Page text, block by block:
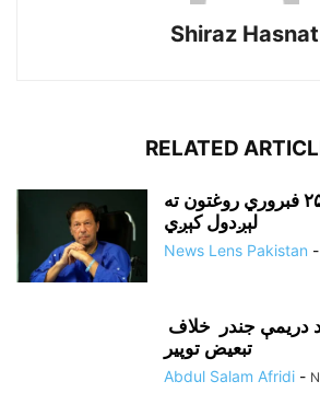
Shiraz Hasnat
RELATED
عمران خان به ۲۵ فبروري روغتون ته
لېږدول کېږي
News Lens Pakistan -
دريمې جندر خلاف
تبعيض توپير
Abdul Salam Afridi -